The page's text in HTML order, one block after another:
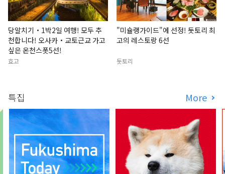
당알치기・1박2일 여행! 모두 추
천합니다! 오사카・교토근교 가고
싶은 온천스폿5선!
효고
"미슐랭가이드"에 선정! 돗토리 최
고의 레스토랑 6선
돗토리
특집 More